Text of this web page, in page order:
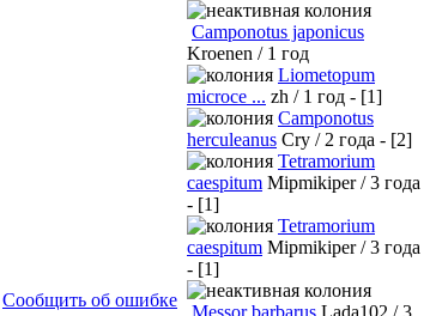
Сообщить об ошибке
Camponotus japonicus
Kroenen / 1 год
Liometopum
microce ... zh / 1 год - [1]
Camponotus
herculeanus Cry / 2 года - [2]
Tetramorium
caespitum Mipmikiper / 3 года
- [1]
Tetramorium
caespitum Mipmikiper / 3 года
- [1]
Messor barbarus Lada102 / 3